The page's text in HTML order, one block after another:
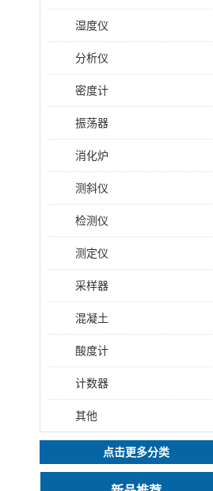
湿度仪
分析仪
密度计
振荡器
消化炉
测斜仪
检测仪
测定仪
采样器
混凝土
酸度计
计数器
其他
点击更多分类